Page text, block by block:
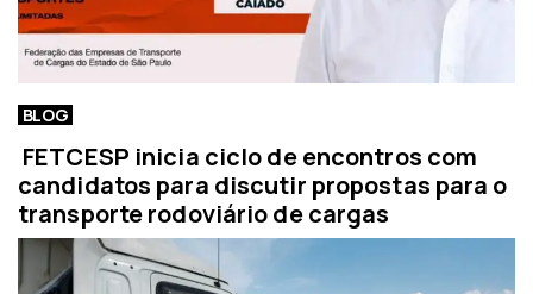
BLOG
FETCESP inicia ciclo de encontros com
candidatos para discutir propostas para o
transporte rodoviário de cargas